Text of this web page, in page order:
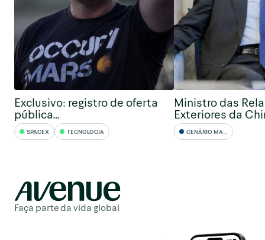
Exclusivo: registro de oferta
pública…
SPACEX TECNOLOGIA
Ministro das
Exteriores da
CENÁRIO MACRO
Faça parte da vida global